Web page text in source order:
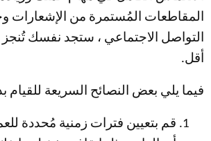
المقاطعات المُستمرة من الإشعارات
التواصل الاجتماعي ، ستجد نفسك
أقل.
فيما يلي بعض النصائح السريعة للقيام
قم بتعيين فترات زمنية مُحددة